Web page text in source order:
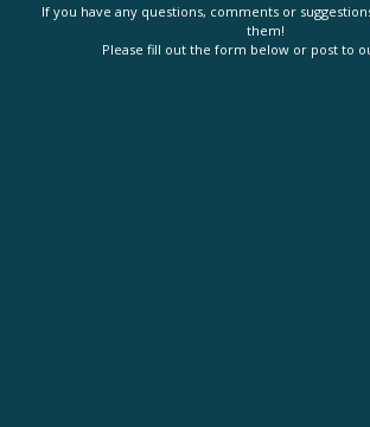
If you have any questions, comments or
them!
Please fill out the form below or post to